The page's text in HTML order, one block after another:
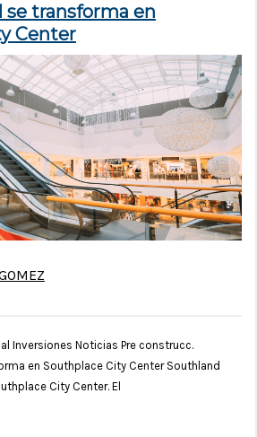
se transforma en
Center
Inversiones Noticias Pre construcc.
en Southplace City Center Southland
City Center. El